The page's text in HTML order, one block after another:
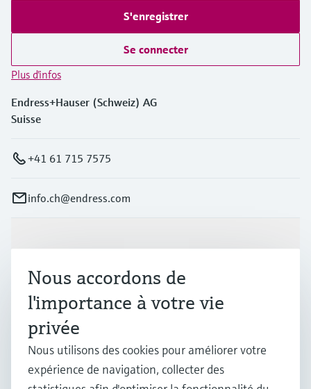
S'enregistrer
Se connecter
Plus d'infos
Endress+Hauser (Schweiz) AG
Suisse
+41 61 715 7575
info.ch@endress.com
Industries
Support
Nous accordons de
l'importance à votre vie
privée
Nous utilisons des cookies pour améliorer votre
expérience de navigation, collecter des